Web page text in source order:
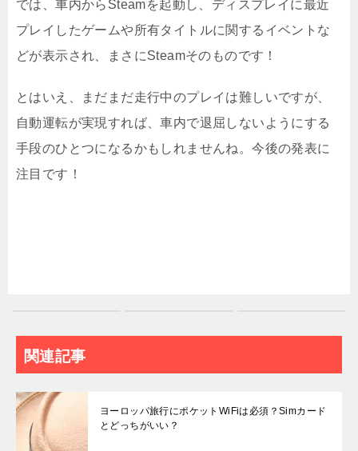
では、車内からSteamを起動し、ディスプレイに最近
プレイしたゲームや所有タイトルに関するイベントな
どが表示され、まさにSteamそのものです！
とはいえ、まだまだ走行中のプレイは難しいですが、
自動運転が実現すれば、車内で退屈しないようにする
手段のひとつになるかもしれませんね。今後の発表に
注目です！
関連記事
ヨーロッパ旅行にポケットWiFiは必須？Simカード
とどっちがいい？